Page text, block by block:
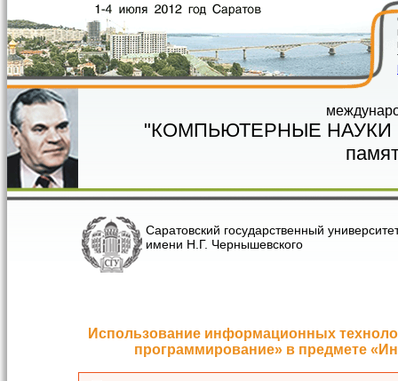
Перейти к основному содержанию
"КОМПЬЮТЕРНЫЕ
Саратовский государственный
имени Н.Г. Чернышевского
Использование информационных
программирование» в предмете